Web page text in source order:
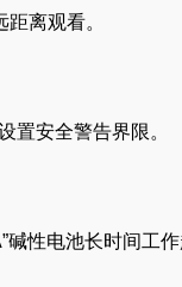
离观看。
置安全警告界限。
碱性电池长时间工